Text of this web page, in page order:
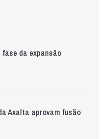
da expansão
Axalta aprovam fusão